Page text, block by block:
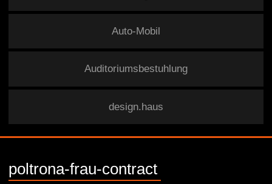
Auto-Mobil
Auditoriumsbestuhlung
design.haus
poltrona-frau-contract